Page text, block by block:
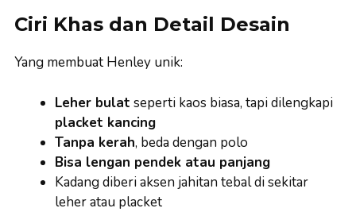
Ciri Khas dan Detail Desain
Yang membuat Henley unik:
Leher bulat seperti kaos biasa, tapi dilengkapi
placket kancing
Tanpa kerah, beda dengan polo
Bisa lengan pendek atau panjang
Kadang diberi aksen jahitan tebal di sekitar
leher atau placket